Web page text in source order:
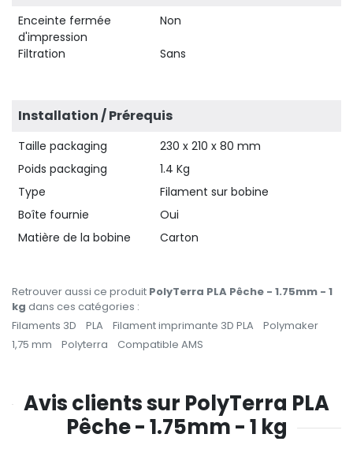
Enceinte fermée
d'impression
Non
Filtration Sans
Installation / Prérequis
Taille packaging
230 x 210 x 80 mm
Poids packaging
1.4 Kg
Type
Filament sur bobine
Boîte fournie
Oui
Matière de la bobine
Carton
Retrouver aussi ce produit PolyTerra PLA Pêche - 1.75mm - 1
kg dans ces catégories :
Filaments 3D
PLA Filament imprimante 3D PLA
Polymaker
1,75 mm
Polyterra Compatible AMS
Avis clients sur PolyTerra PLA
Pêche - 1.75mm - 1 kg